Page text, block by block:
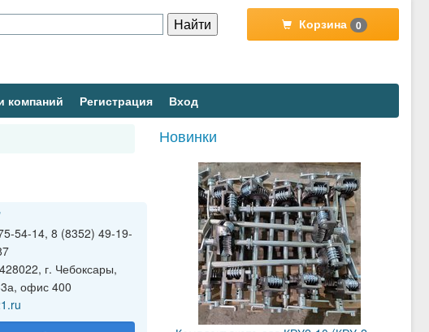
Корзина 0
компаний Регистрация Вход
54-14, 8 (8352) 49-19-
г. Чебоксары,
офис 400
Новинки